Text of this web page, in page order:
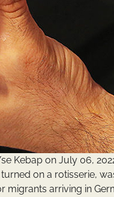
Kebap on July 06,
on a rotisserie,
migrants arriving in